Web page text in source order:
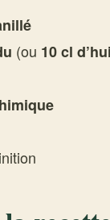
(ou 10 cl